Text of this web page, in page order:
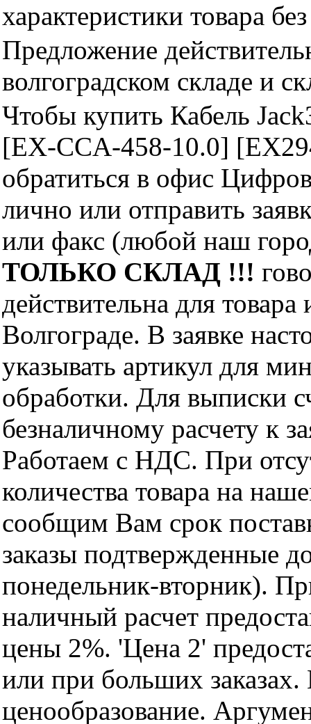
характеристики товара
Предложение
волгоградском складе и
Чтобы купить Кабель
[EX-CCA-458-10.0]
обратиться в офис
лично или отправить
или факс (любой наш
ТОЛЬКО СКЛАД !!!
действительна для
Волгограде. В заявке
указывать артикул для
обработки. Для выписки
безналичному расчету к
Работаем с НДС. При
количества товара на
сообщим Вам срок
заказы подтвержденные
понедельник-вторник).
наличный расчет
цены 2%. 'Цена 2'
или при больших
ценообразование.